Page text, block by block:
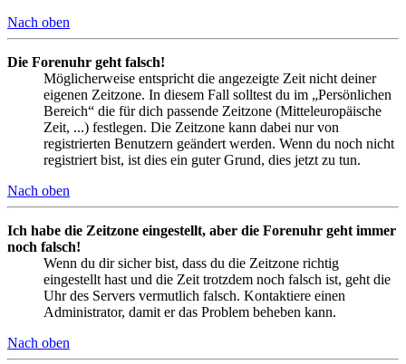
Nach oben
Die Forenuhr geht falsch!
Möglicherweise entspricht die angezeigte Zeit nicht deiner
eigenen Zeitzone. In diesem Fall solltest du im „Persönlichen
Bereich“ die für dich passende Zeitzone (Mitteleuropäische
Zeit, ...) festlegen. Die Zeitzone kann dabei nur von
registrierten Benutzern geändert werden. Wenn du noch nicht
registriert bist, ist dies ein guter Grund, dies jetzt zu tun.
Nach oben
Ich habe die Zeitzone eingestellt, aber die Forenuhr geht immer
noch falsch!
Wenn du dir sicher bist, dass du die Zeitzone richtig
eingestellt hast und die Zeit trotzdem noch falsch ist, geht die
Uhr des Servers vermutlich falsch. Kontaktiere einen
Administrator, damit er das Problem beheben kann.
Nach oben